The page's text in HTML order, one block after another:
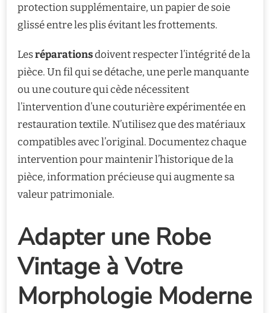
protection supplémentaire, un papier de soie
glissé entre les plis évitant les frottements.
Lesréparationsdoivent respecter l’intégrité de la
pièce. Un fil qui se détache, une perle manquante
ou une couture qui cède nécessitent
l’intervention d’une couturière expérimentée en
restauration textile. N’utilisez que des matériaux
compatibles avec l’original. Documentez chaque
intervention pour maintenir l’historique de la
pièce, information précieuse qui augmente sa
valeur patrimoniale.
Adapter une Robe
Vintage à Votre
Morphologie Moderne